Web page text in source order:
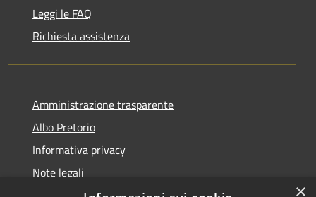
Leggi le FAQ
Richiesta assistenza
Amministrazione trasparente
Albo Pretorio
Informativa privacy
Note legali
×